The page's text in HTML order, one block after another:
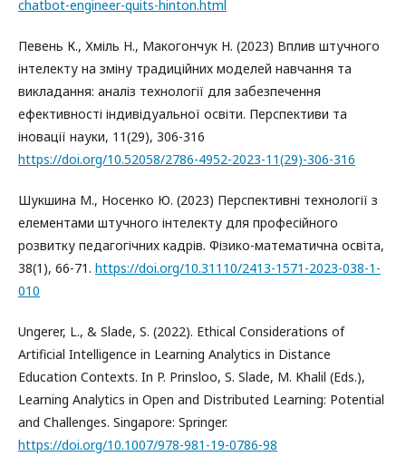
chatbot-engineer-quits-hinton.html
Певень К., Хміль Н., Макогончук Н. (2023) Вплив штучного
інтелекту на зміну традиційних моделей навчання та
викладання: аналіз технології для забезпечення
ефективності індивідуальної освіти. Перспективи та
іновації науки, 11(29), 306-316
https://doi.org/10.52058/2786-4952-2023-11(29)-306-316
Шукшина М., Носенко Ю. (2023) Перспективні технології з
елементами штучного інтелекту для професійного
розвитку педагогічних кадрів. Фізико-математична освіта,
38(1), 66-71. https://doi.org/10.31110/2413-1571-2023-038-1-
010
Ungerer, L., & Slade, S. (2022). Ethical Considerations of
Artificial Intelligence in Learning Analytics in Distance
Education Contexts. In P. Prinsloo, S. Slade, M. Khalil (Eds.),
Learning Analytics in Open and Distributed Learning: Potential
and Challenges. Singapore: Springer.
https://doi.org/10.1007/978-981-19-0786-98